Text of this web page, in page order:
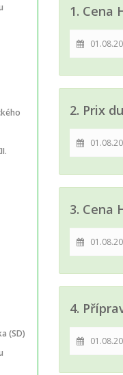
1. Cena
2. Prix
3. Cena
4.
(SD)